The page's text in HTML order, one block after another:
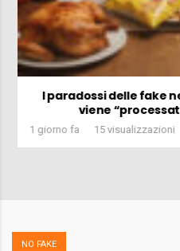
I paradossi delle fake
viene
1 giorno fa 15 visualizzazioni
NO FAKE